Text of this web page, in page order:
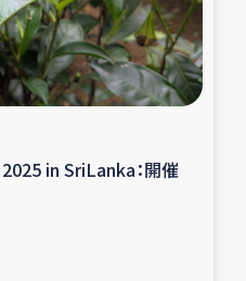
ード事業
援事業
in SriLanka：開催